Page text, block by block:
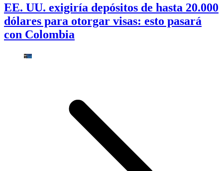
EE. UU. exigiría depósitos de hasta 20.000
dólares para otorgar visas: esto pasará
con Colombia